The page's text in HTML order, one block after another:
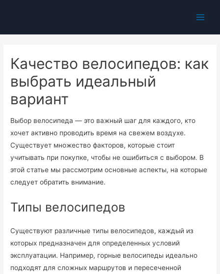
Качество велосипедов: как
выбрать идеальный
вариант
Выбор велосипеда — это важный шаг для каждого, кто
хочет активно проводить время на свежем воздухе.
Существует множество факторов, которые стоит
учитывать при покупке, чтобы не ошибиться с выбором. В
этой статье мы рассмотрим основные аспекты, на которые
следует обратить внимание.
Типы велосипедов
Существуют различные типы велосипедов, каждый из
которых предназначен для определенных условий
эксплуатации. Например, горные велосипеды идеально
подходят для сложных маршрутов и пересеченной